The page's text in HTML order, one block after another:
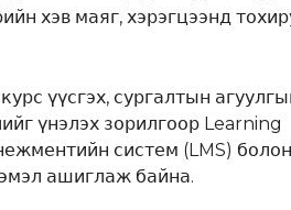
хэв маяг, хэрэгцээнд
үүсгэх, сургалтын
үнэлэх зорилгоор Learning
систем (LMS) болон
ашиглаж байна.